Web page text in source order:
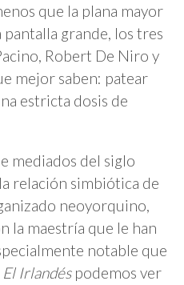
que la plana mayor
grande, los tres
Robert De Niro y
mejor saben: patear
estricta dosis de
mediados del siglo
relación simbiótica de
neoyorquino,
la maestría que le han
notable que
El Irlandéspodemos ver